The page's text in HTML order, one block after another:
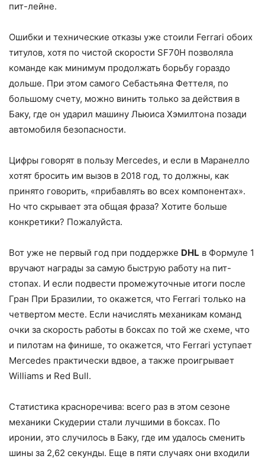
пит-лейне.
Ошибки и технические отказы уже стоили Ferrari обоих
титулов, хотя по чистой скорости SF70H позволяла
команде как минимум продолжать борьбу гораздо
дольше. При этом самого Себастьяна Феттеля, по
большому счету, можно винить только за действия в
Баку, где он ударил машину Льюиса Хэмилтона позади
автомобиля безопасности.
Цифры говорят в пользу Mercedes, и если в Маранелло
хотят бросить им вызов в 2018 год, то должны, как
принято говорить, «прибавлять во всех компонентах».
Но что скрывает эта общая фраза? Хотите больше
конкретики? Пожалуйста.
Вот уже не первый год при поддержке DHL в Формуле 1
вручают награды за самую быструю работу на пит-
стопах. И если подвести промежуточные итоги после
Гран При Бразилии, то окажется, что Ferrari только на
четвертом месте. Если начислять механикам команд
очки за скорость работы в боксах по той же схеме, что
и пилотам на финише, то окажется, что Ferrari уступает
Mercedes практически вдвое, а также проигрывает
Williams и Red Bull.
Статистика красноречива: всего раз в этом сезоне
механики Скудерии стали лучшими в боксах. По
иронии, это случилось в Баку, где им удалось сменить
шины за 2,62 секунды. Еще в пяти случаях они входили